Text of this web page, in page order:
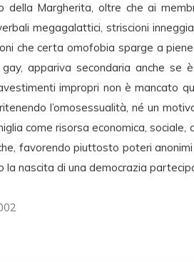
della Margherita, oltre che ai
megagalattici, striscioni
che certa omofobia sparge a
appariva secondaria anche se
impropri non è mancato
l’omosessualità, né un
come risorsa economica,
favorendo piuttosto poteri
la nascita di una democrazia